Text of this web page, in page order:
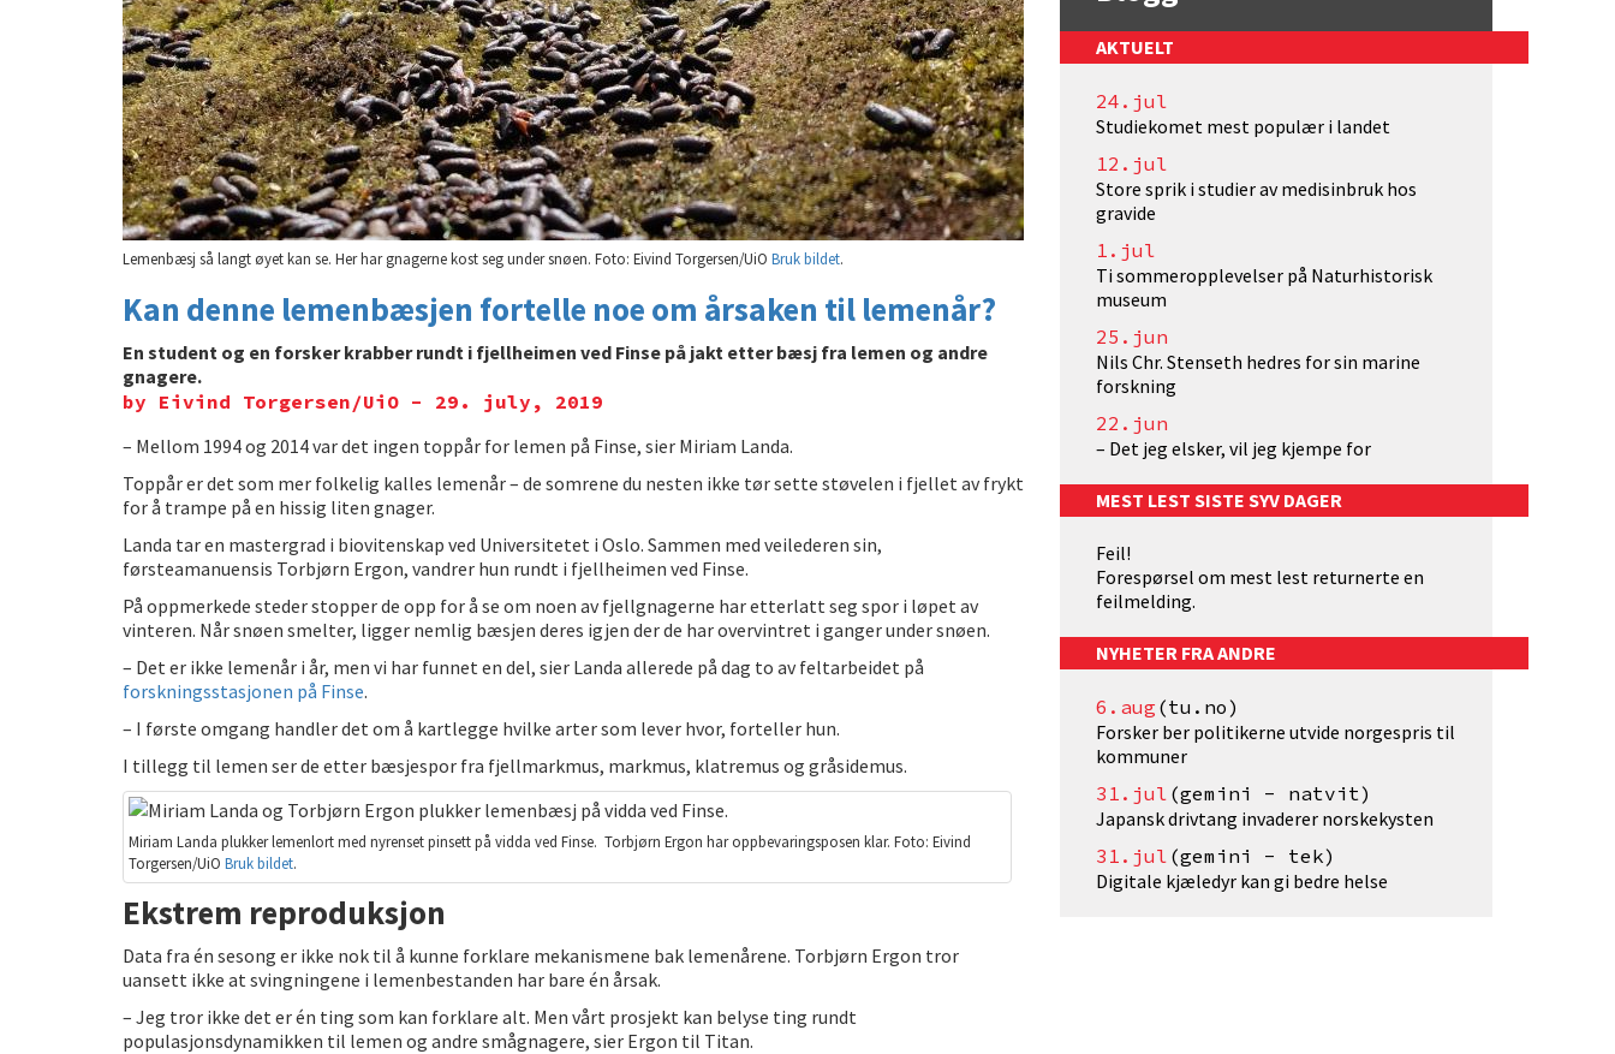
Lemenbæsj så langt øyet kan se. Her har gnagerne kost seg under snøen. Foto: Eivind Torgersen/UiO Bruk bildet.
Kan denne lemenbæsjen fortelle noe om årsaken til lemenår?
En student og en forsker krabber rundt i fjellheimen ved Finse på jakt etter bæsj fra lemen og andre
gnagere.
by Eivind Torgersen/UiO - 29. july, 2019
– Mellom 1994 og 2014 var det ingen toppår for lemen på Finse, sier Miriam Landa.
Toppår er det som mer folkelig kalles lemenår – de somrene du nesten ikke tør sette støvelen i fjellet av frykt
for å trampe på en hissig liten gnager.
Landa tar en mastergrad i biovitenskap ved Universitetet i Oslo. Sammen med veilederen sin,
førsteamanuensis Torbjørn Ergon, vandrer hun rundt i fjellheimen ved Finse.
På oppmerkede steder stopper de opp for å se om noen av fjellgnagerne har etterlatt seg spor i løpet av
vinteren. Når snøen smelter, ligger nemlig bæsjen deres igjen der de har overvintret i ganger under snøen.
– Det er ikke lemenår i år, men vi har funnet en del, sier Landa allerede på dag to av feltarbeidet på
forskningsstasjonen på Finse.
– I første omgang handler det om å kartlegge hvilke arter som lever hvor, forteller hun.
I tillegg til lemen ser de etter bæsjespor fra fjellmarkmus, markmus, klatremus og gråsidemus.
Miriam Landa plukker lemenlort med nyrenset pinsett på vidda ved Finse. Torbjørn Ergon har oppbevaringsposen klar. Foto: Eivind
Torgersen/UiO Bruk bildet.
Ekstrem reproduksjon
Data fra én sesong er ikke nok til å kunne forklare mekanismene bak lemenårene. Torbjørn Ergon tror
uansett ikke at svingningene i lemenbestanden har bare én årsak.
– Jeg tror ikke det er én ting som kan forklare alt. Men vårt prosjekt kan belyse ting rundt
populasjonsdynamikken til lemen og andre smågnagere, sier Ergon til Titan.
AKTUELT
24.jul
Studiekomet mest populær i landet
12.jul
Store sprik i studier av medisinbruk hos
gravide
1.jul
Ti sommeropplevelser på Naturhistorisk
museum
25.jun
Nils Chr. Stenseth hedres for sin marine
forskning
22.jun
– Det jeg elsker, vil jeg kjempe for
MEST LEST SISTE SYV DAGER
Feil!
Forespørsel om mest lest returnerte en
feilmelding.
NYHETER FRA ANDRE
6.aug (tu.no)
Forsker ber politikerne utvide norgespris til
kommuner
31.jul (gemini - natvit)
Japansk drivtang invaderer norskekysten
31.jul (gemini - tek)
Digitale kjæledyr kan gi bedre helse